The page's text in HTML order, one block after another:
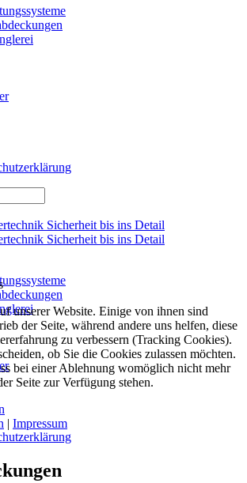
unserer Website. Einige von ihnen sind
der Seite, während andere uns helfen, diese
zu verbessern (Tracking Cookies).
ob Sie die Cookies zulassen möchten.
bei einer Ablehnung womöglich nicht mehr
Seite zur Verfügung stehen.
| Impressum